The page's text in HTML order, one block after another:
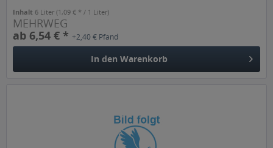
Inhalt 6 Liter(1,09 € * / 1 Liter)
MEHRWEG
ab 6,54 € *+2,40 € Pfand
In den Warenkorb